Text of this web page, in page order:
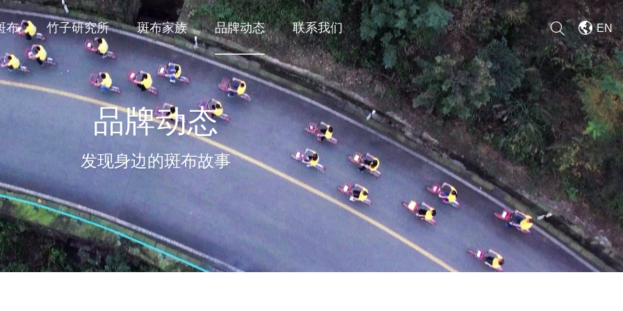
布 竹子研究所 斑布家族 品牌动态 联系我们 EN
品牌动态
发现身边的斑布故事